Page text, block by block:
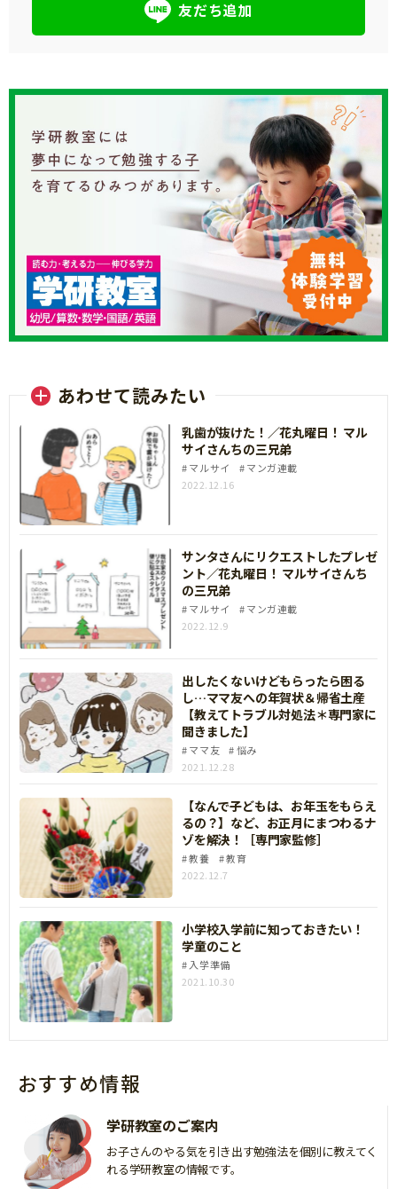
友だち追加
あわせて読みたい
乳歯が抜けた！／花丸曜日！ マル
サイさんちの三兄弟
マルサイ
マンガ連載
2022.12.16
サンタさんにリクエストしたプレゼ
ント／花丸曜日！ マルサイさんち
の三兄弟
マルサイ
マンガ連載
2022.12.9
出したくないけどもらったら困る
し…ママ友への年賀状＆帰省土産
【教えてトラブル対処法＊専門家に
聞きました】
ママ友
悩み
2021.12.28
【なんで子どもは、お年玉をもらえ
るの？】など、お正月にまつわるナ
ゾを解決！［専門家監修］
教養
教育
2022.12.7
小学校入学前に知っておきたい！
学童のこと
入学準備
2021.10.30
おすすめ情報
学研教室のご案内
お子さんのやる気を引き出す勉強法を個別に教えてく
れる学研教室の情報です。